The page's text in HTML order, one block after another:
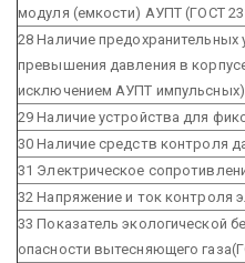
модуля (емкости) АУПТ (ГОСТ
28 Наличие предохранительных
превышения давления в
исключением АУПТ импульсных)
29 Наличие устройства для
30 Наличие средств контроля
31 Электрическое
32 Напряжение и ток контроля
33 Показатель экологической
опасности вытесняющего